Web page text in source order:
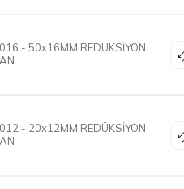
- 50x16MM REDÜKSİYON
- 20x12MM REDÜKSİYON